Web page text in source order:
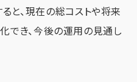
と、現在の総コストや将来
でき、今後の運用の見通し